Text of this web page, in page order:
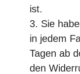
ist.
Sie
in jedem
Tagen ab
den